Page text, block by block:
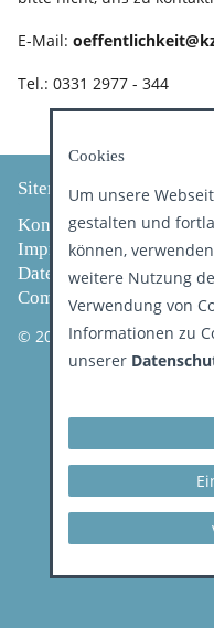
Recht & Verträge
Service
Bereitschaftsdienst
Patientenberatung
E-Mail: oeffentlichkeit@
Tel.: 0331 2977 - 344
Sitemap
Kontakt
Impressum
Datenschutz
Compliance
© 2026
Cookies
Um unsere
gestalten und
können,
weitere Nutzung
Verwendung von
Informationen zu
unserer